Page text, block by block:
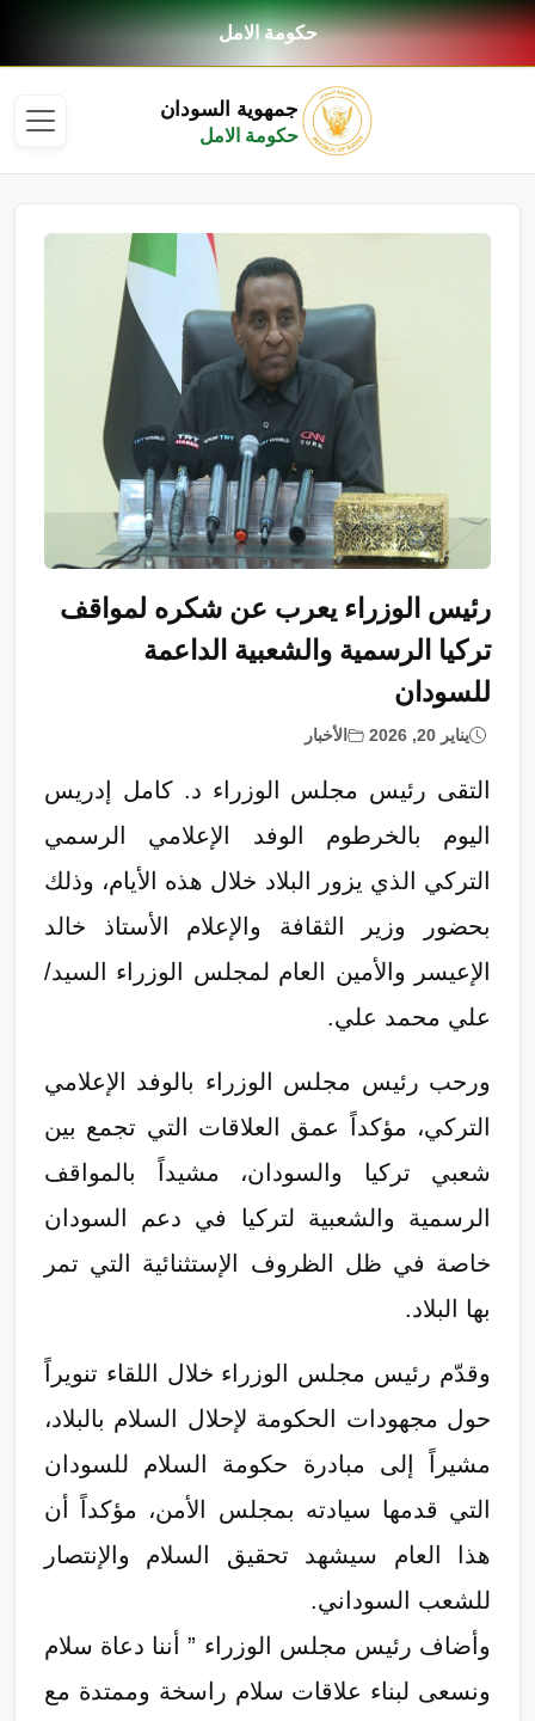
حكومة الامل
جمهوية السودان
حكومة الامل
رئيس الوزراء يعرب عن شكره لمواقف
تركيا الرسمية والشعبية الداعمة
للسودان
يناير 20, 2026 الأخبار
التقى رئيس مجلس الوزراء د. كامل إدريس
اليوم بالخرطوم الوفد الإعلامي الرسمي
التركي الذي يزور البلاد خلال هذه الأيام، وذلك
بحضور وزير الثقافة والإعلام الأستاذ خالد
الإعيسر والأمين العام لمجلس الوزراء السيد/
علي محمد علي.
ورحب رئيس مجلس الوزراء بالوفد الإعلامي
التركي، مؤكداً عمق العلاقات التي تجمع بين
شعبي تركيا والسودان، مشيداً بالمواقف
الرسمية والشعبية لتركيا في دعم السودان
خاصة في ظل الظروف الإستثنائية التي تمر
بها البلاد.
وقدّم رئيس مجلس الوزراء خلال اللقاء تنويراً
حول مجهودات الحكومة لإحلال السلام بالبلاد،
مشيراً إلى مبادرة حكومة السلام للسودان
التي قدمها سيادته بمجلس الأمن، مؤكداً أن
هذا العام سيشهد تحقيق السلام والإنتصار
للشعب السوداني.
وأضاف رئيس مجلس الوزراء ” أننا دعاة سلام
ونسعى لبناء علاقات سلام راسخة وممتدة مع